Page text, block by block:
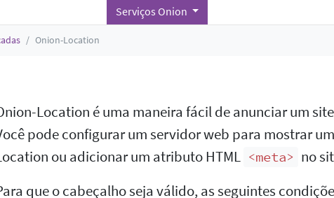
Serviços Onion
Onion-Location
Location é uma maneira fácil de anunciar um
pode configurar um servidor web para mostrar
ou adicionar um atributo HTML <meta> no
que o cabeçalho seja válido, as seguintes